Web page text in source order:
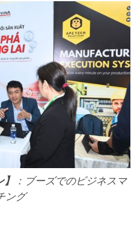
：ブーズでのビジネスマ
ング